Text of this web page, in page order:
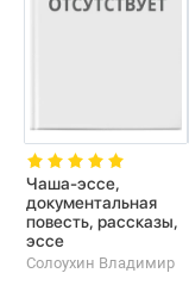
Чаша-эссе,
документальная
повесть, рассказы,
эссе
Солоухин Владимир